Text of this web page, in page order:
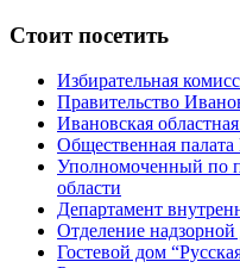
Стоит посетить
Избирательная
Правительство
Ивановская
Общественная
Уполномоченный по
области
Департамент
Отделение
Гостевой дом